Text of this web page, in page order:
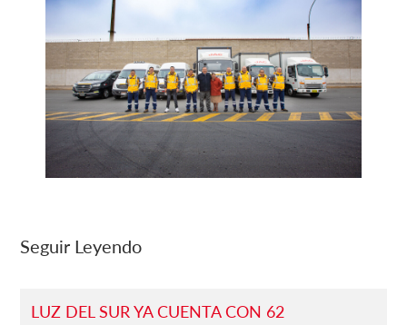
Seguir Leyendo
LUZ DEL SUR YA CUENTA CON 62